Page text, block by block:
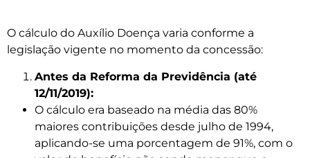
O cálculo do Auxílio Doença varia conforme a
legislação vigente no momento da concessão:
Antes da Reforma da Previdência (até
12/11/2019):
O cálculo era baseado na média das 80%
maiores contribuições desde julho de 1994,
aplicando-se uma porcentagem de 91%, com o